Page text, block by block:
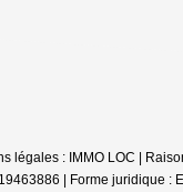
légales : IMMO LOC |
| Forme juridique :